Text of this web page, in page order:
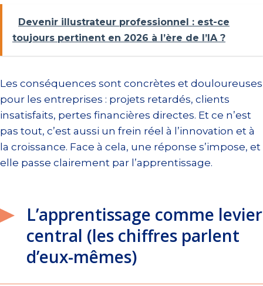
Devenir illustrateur professionnel : est-ce
toujours pertinent en 2026 à l’ère de l’IA ?
Les conséquences sont concrètes et douloureuses
pour les entreprises : projets retardés, clients
insatisfaits, pertes financières directes. Et ce n’est
pas tout, c’est aussi un frein réel à l’innovation et à
la croissance. Face à cela, une réponse s’impose, et
elle passe clairement par l’apprentissage.
L’apprentissage comme levier
central (les chiffres parlent
d’eux-mêmes)